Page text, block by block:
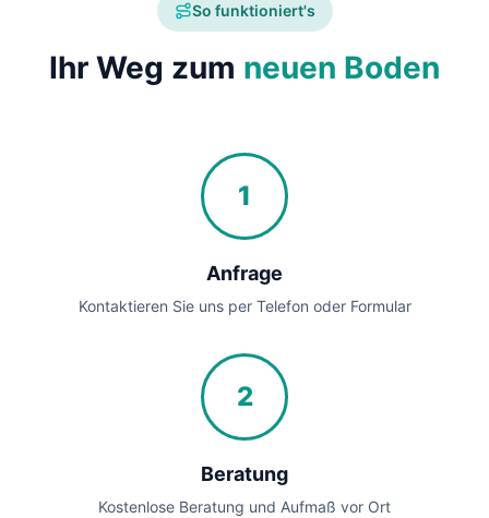
So funktioniert's
Ihr Weg zum neuen Boden
1
Anfrage
Kontaktieren Sie uns per Telefon oder Formular
2
Beratung
Kostenlose Beratung und Aufmaß vor Ort